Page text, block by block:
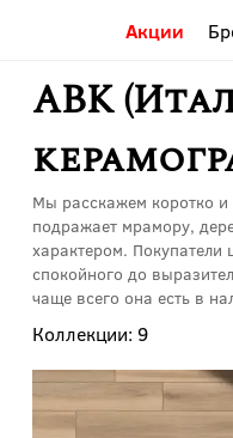
Акции
ABK
Мы расскажем коротко и
подражает мрамору,
характером. Покупатели
спокойного до
чаще всего она есть в
9